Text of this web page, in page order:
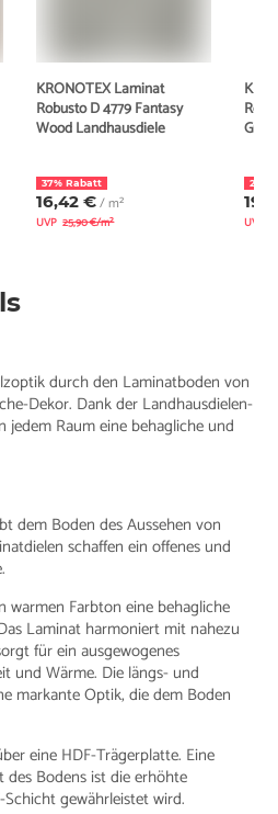
KRONOTEX Laminat
Robusto D 4779 Fantasy
Wood Landhausdiele
37% Rabatt
16,42 €/ m²
UVP 25,90 €/m²
25%
UVP
durch den Laminatboden von
Dekor. Dank der Landhausdielen-
Raum eine behagliche und
dem Boden des Aussehen von
schaffen ein offenes und
Farbton eine behagliche
Laminat harmoniert mit nahezu
für ein ausgewogenes
und Wärme. Die längs- und
markante Optik, die dem Boden
eine HDF-Trägerplatte. Eine
des Bodens ist die erhöhte
gewährleistet wird.